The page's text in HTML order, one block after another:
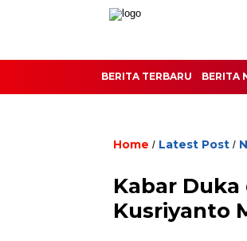
BERITA TERBARU BERITA
Home / Latest Post /
Kabar
Kusriyanto